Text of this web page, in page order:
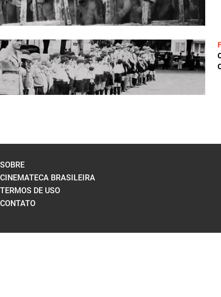
SOBRE
CINEMATECA BRASILEIRA
TERMOS DE USO
CONTATO